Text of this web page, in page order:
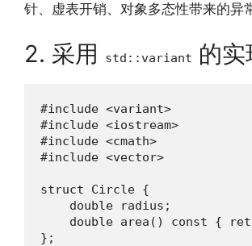
针、虚表开销、对象多态性带来的异
2. 采用 std::variant 的实
#include <variant>
#include <iostream>
#include <cmath>
#include <vector>
struct Circle {
    double radius;
double area() const {
};